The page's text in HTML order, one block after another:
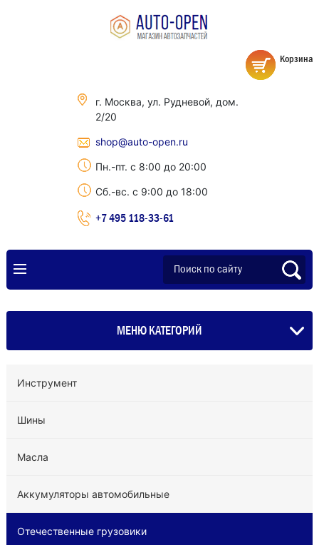
г. Москва, ул. Рудневой, дом.
2/20
shop@auto-open.ru
Пн.-пт. с 8:00 до 20:00
Сб.-вс. с 9:00 до 18:00
+7 495 118-33-61
Корзина
МЕНЮ КАТЕГОРИЙ
Инструмент
Шины
Масла
Аккумуляторы автомобильные
Отечественные грузовики